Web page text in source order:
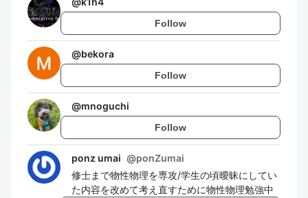
Follow
@bekora
Follow
@mnoguchi
Follow
ponz umai @ponZumai
修士まで物性物理を専攻/学生の頃曖昧にしてい
た内容を改めて考え直すために物性物理勉強中